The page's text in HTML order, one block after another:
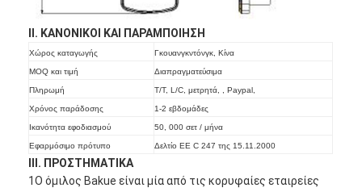
Σπίτι
Βίντεο
Σχετικά με εμάς
περιοδεία στο εργοστάσιο
ΙΙ. ΚΑΝΟΝΙΚΟΙ ΚΑΙ ΠΑΡΑΜΠΟΙΗΣΗ
Χώρος καταγωγής Γκουανγκντόνγκ, Κίνα
MOQ και τιμή Διαπραγματεύσιμα
Πληρωμή Τ/Τ, L/C, μετρητά, , Paypal,
Χρόνος παράδοσης 1-2 εβδομάδες
Ικανότητα εφοδιασμού 50, 000 σετ / μήνα
Εφαρμόσιμο πρότυπο Δελτίο ΕΕ C 247 της 15.11.2000
ΙΙΙ. ΠΡΟΣΤΗΜΑΤΙΚΑ
1Ο όμιλος Bakue είναι μία από τις κορυφαίες εταιρείες